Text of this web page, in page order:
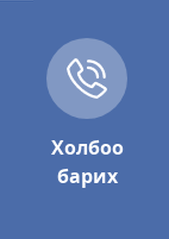
Холбоо
барих